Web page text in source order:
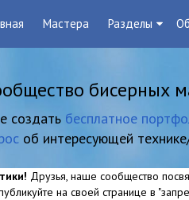
Мастера Разделы
бисерных
создать бесплатное
об интересующей
Друзья, наше сообщество
на своей странице в